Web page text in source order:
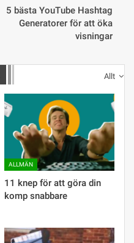
5 bästa YouTube Hashtag
Generatorer för att öka
visningar
Allt
ALLMÄN
11 knep för att göra din
komp snabbare